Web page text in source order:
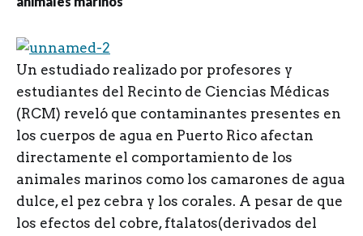
Un estudiado realizado por profesores y
estudiantes del Recinto de Ciencias Médicas
(RCM) reveló que contaminantes presentes en
los cuerpos de agua en Puerto Rico afectan
directamente el comportamiento de los
animales marinos como los camarones de agua
dulce, el pez cebra y los corales. A pesar de que
los efectos del cobre, ftalatos(derivados del